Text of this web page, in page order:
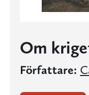
Om
Författare: